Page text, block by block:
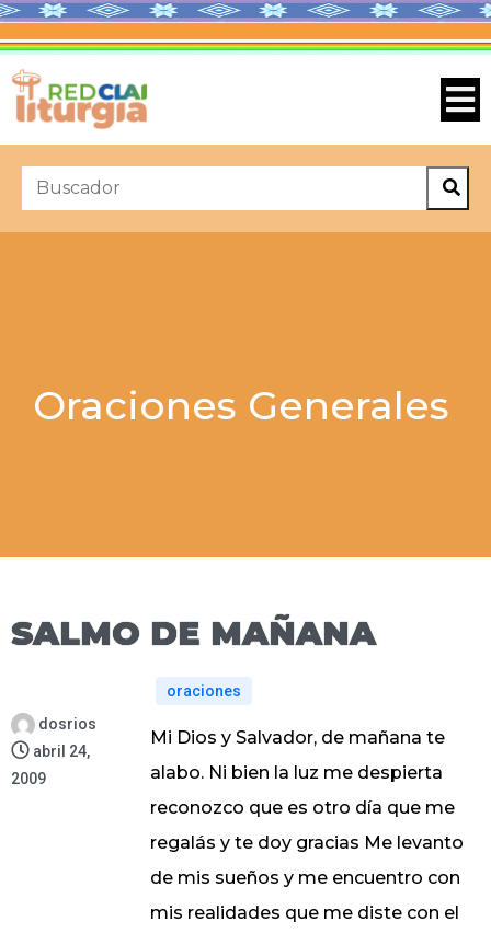
Oraciones Generales
SALMO DE MAÑANA
dosrios
abril 24,
2009
oraciones
Mi Dios y Salvador, de mañana te
alabo. Ni bien la luz me despierta
reconozco que es otro día que me
regalás y te doy gracias Me levanto
de mis sueños y me encuentro con
mis realidades que me diste con el